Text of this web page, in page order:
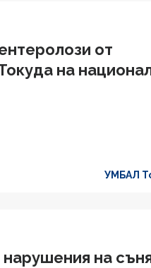
от
на
УМБАЛ
нарушения на